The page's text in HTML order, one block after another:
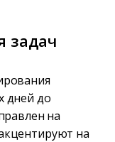
задач
дней до
на
на